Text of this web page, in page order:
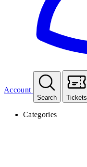
Account
Search Tickets
Categories